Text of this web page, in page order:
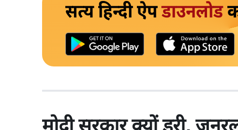
सत्य हिन्दी ऐपडाउनलोड